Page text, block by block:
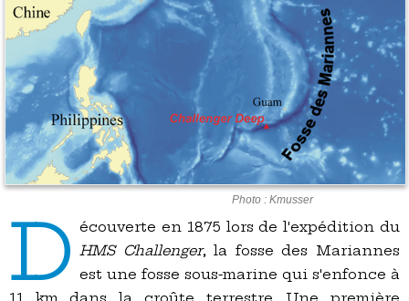
Photo : Kmusser
D écouverte en 1875 lors de l'expédition du
HMS Challenger, la fosse des Mariannes
est une fosse sous-marine qui s'enfonce à